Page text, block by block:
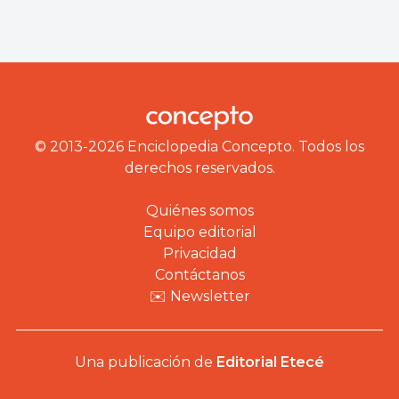
© 2013-2026 Enciclopedia Concepto. Todos los
derechos reservados.
Quiénes somos
Equipo editorial
Privacidad
Contáctanos
✉️ Newsletter
Una publicación de Editorial Etecé